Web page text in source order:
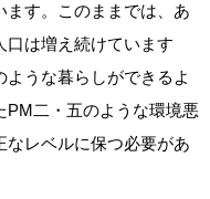
す。このままでは、あ
口は増え続けています
うな暮らしができるよ
PM二・五のような環境悪
レベルに保つ必要があ